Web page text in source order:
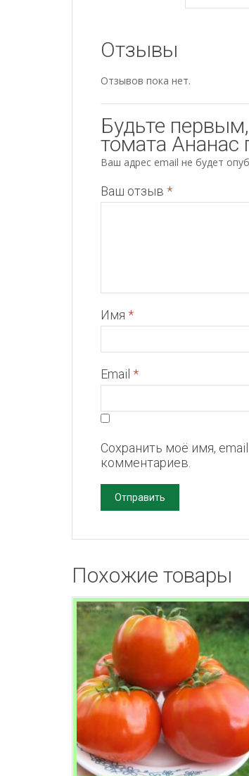
Отзывы
Отзывов пока нет.
Будьте
томата Ананас
Ваш адрес email не будет
Ваш отзыв *
Имя *
Email *
Сохранить моё имя,
комментариев.
Похожие товары